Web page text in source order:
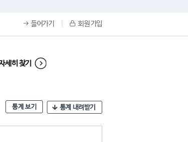
들어가기 회원 가입
세히 찾기
통계 보기 통계 내려받기